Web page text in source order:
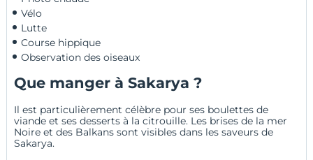
Vélo
Lutte
Course hippique
Observation des oiseaux
Que manger à Sakarya ?
Il est particulièrement célèbre pour ses boulettes de
viande et ses desserts à la citrouille. Les brises de la mer
Noire et des Balkans sont visibles dans les saveurs de
Sakarya.